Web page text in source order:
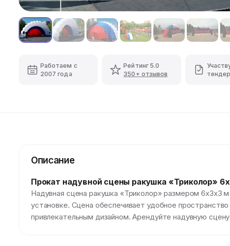
Работаем с
2007 года
Рейтинг 5.0
350+ отзывов
Описание
Прокат надувной сцены ракушка «Триколор»
Надувная сцена ракушка «Триколор» размером 6х3х3
установке. Сцена обеспечивает удобное
привлекательным дизайном. Арендуйте надувную